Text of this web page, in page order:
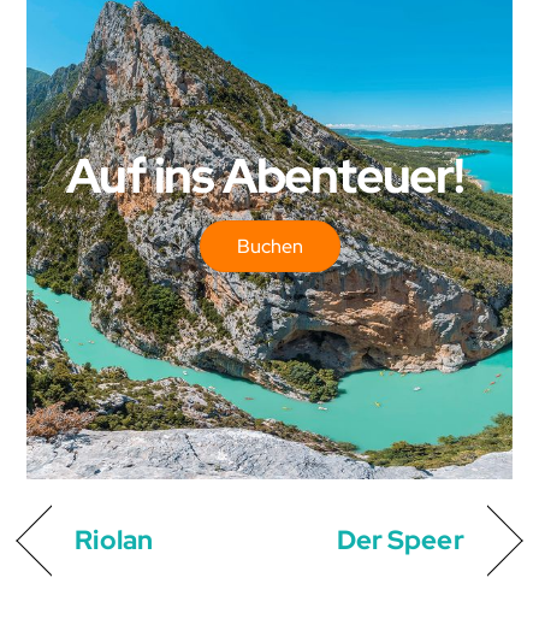
Auf ins Abenteuer!
Buchen
Riolan Der Speer